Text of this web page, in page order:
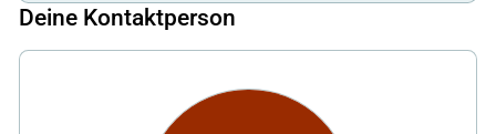
Deine Kontaktperson